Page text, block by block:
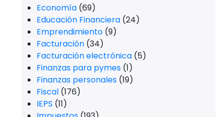
Economía (69)
Educación Financiera (24)
Emprendimiento (9)
Facturación (34)
Facturación electrónica (5)
Finanzas para pymes (1)
Finanzas personales (19)
Fiscal (176)
IEPS (11)